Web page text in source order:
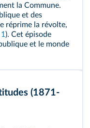
la Commune.
et des
réprime la révolte,
). Cet épisode
et le monde
(1871-